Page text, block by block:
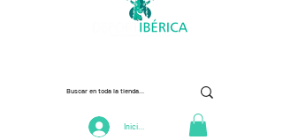
Iniciar Sesión